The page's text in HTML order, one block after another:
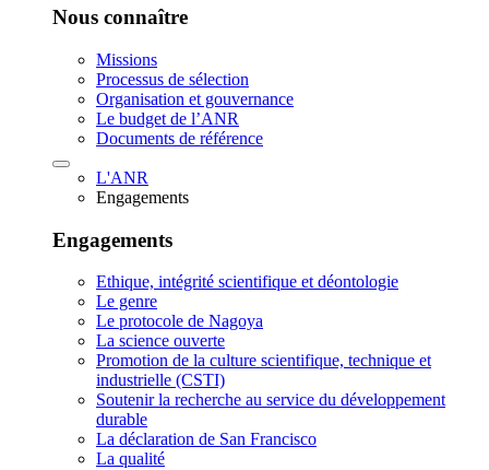
Nous connaître
Missions
Processus de sélection
Organisation et gouvernance
Le budget de l’ANR
Documents de référence
L'ANR
Engagements
Engagements
Ethique, intégrité scientifique et déontologie
Le genre
Le protocole de Nagoya
La science ouverte
Promotion de la culture scientifique, technique et
industrielle (CSTI)
Soutenir la recherche au service du développement
durable
La déclaration de San Francisco
La qualité